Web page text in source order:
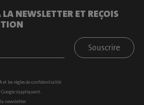
NEWSLETTER ET REÇOIS
Souscrire
et les règles de confidentialité
Google s’appliquent.
newsletter